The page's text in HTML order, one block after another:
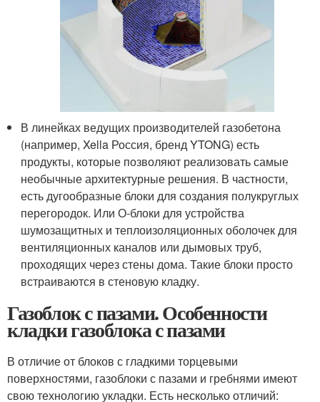
В линейках ведущих производителей газобетона
(например, Xella Россия, бренд YTONG) есть
продукты, которые позволяют реализовать самые
необычные архитектурные решения. В частности,
есть дугообразные блоки для создания полукруглых
перегородок. Или О-блоки для устройства
шумозащитных и теплоизоляционных оболочек для
вентиляционных каналов или дымовых труб,
проходящих через стены дома. Такие блоки просто
встраиваются в стеновую кладку.
Газоблок с пазами. Особенности
кладки газоблока с пазами
В отличие от блоков с гладкими торцевыми
поверхностями, газоблоки с пазами и гребнями имеют
свою технологию укладки. Есть несколько отличий: